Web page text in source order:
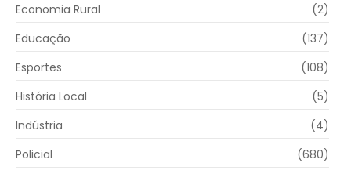
Economia Rural
(2)
Educação
(137)
Esportes
(108)
História Local
(5)
Indústria
(4)
Policial
(680)